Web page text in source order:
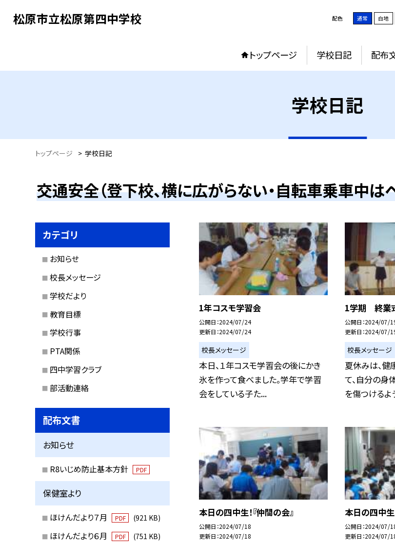
松原市立松原第四中学校 配色 通常 白地
トップページ 学校日記 配布
学校日記
トップページ > 学校日記
交通安全（登下校、横に広がらない・自転車乗車中は
1年コスモ学習会
公開日 2024/07/24
更新日 2024/07/24
校長メッセージ
本日、１年コスモ学習会の後にかき
氷を作って食べました。学年で学習
会をしている子た...
1学期 終業
公開日 2024/07/
更新日 2024/07/
校長メッセージ
夏休みは、
て、自分の身
を傷つけるよ
本日の四中生！『仲間の会』
公開日 2024/07/18
更新日 2024/07/18
本日の四中生
公開日 2024/07/
更新日 2024/07/
カテゴリ
お知らせ
校長メッセージ
学校だより
教育目標
学校行事
PTA関係
四中学習クラブ
部活動連絡
配布文書
お知らせ
R8いじめ防止基本方針 PDF
保健室より
ほけんだより７月 PDF (921 KB)
ほけんだより６月 PDF (751 KB)